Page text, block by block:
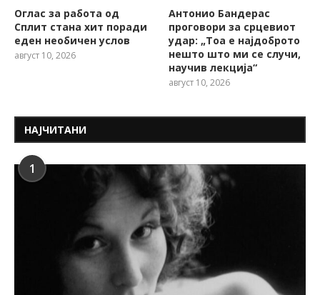
Оглас за работа од
Сплит стана хит поради
еден необичен услов
август 10, 2026
Антонио Бандерас
проговори за срцевиот
удар: „Тоа е најдоброто
нешто што ми се случи,
научив лекција“
август 10, 2026
НАЈЧИТАНИ
1